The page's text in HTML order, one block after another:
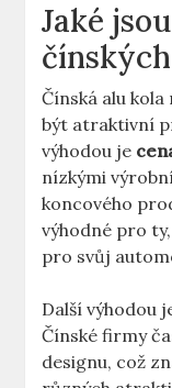
Jaké
Čínská alu
být atraktivní
výhodou je
nízkými
koncového
výhodné pro
pro svůj
Další výhodou
Čínské firmy
designu, což